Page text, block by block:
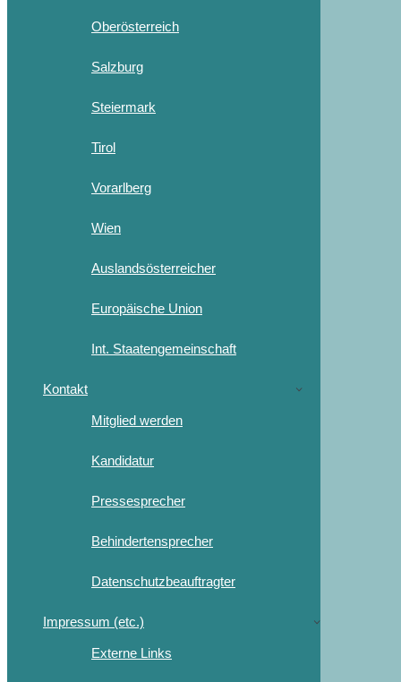
Oberösterreich
Salzburg
Steiermark
Tirol
Vorarlberg
Wien
Auslandsösterreicher
Europäische Union
Int. Staatengemeinschaft
Kontakt
Mitglied werden
Kandidatur
Pressesprecher
Behindertensprecher
Datenschutzbeauftragter
Impressum (etc.)
Externe Links